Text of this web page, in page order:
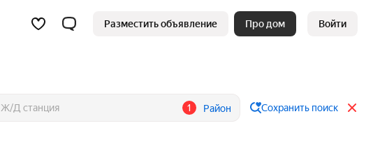
Разместить объявление Про дом Войти
1 Район Сохранить поиск